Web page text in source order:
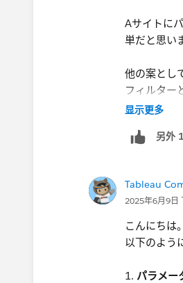
Aサイトに
単だと思い
他の案とし
フィルター
する事で、
https://
でしたら、
显示更多
另外
Tableau
2025年6月9日
こんにちは。
以下のよう
​1. パラメー